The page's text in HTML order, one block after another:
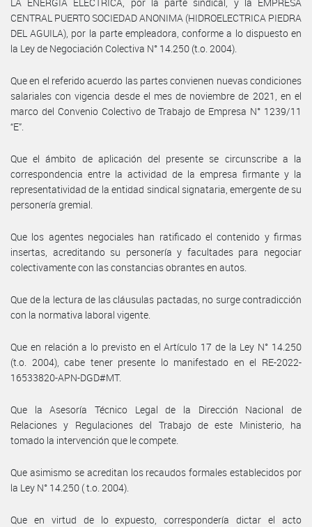
CENTRAL PUERTO SOCIEDAD ANONIMA (HIDROELECTRICA PIEDRA
DEL AGUILA), por la parte empleadora, conforme a lo dispuesto en
la Ley de Negociación Colectiva N° 14.250 (t.o. 2004).
Que en el referido acuerdo las partes convienen nuevas condiciones
salariales con vigencia desde el mes de noviembre de 2021, en el
marco del Convenio Colectivo de Trabajo de Empresa N° 1239/11
“E”.
Que el ámbito de aplicación del presente se circunscribe a la
correspondencia entre la actividad de la empresa firmante y la
representatividad de la entidad sindical signataria, emergente de su
personería gremial.
Que los agentes negociales han ratificado el contenido y firmas
insertas, acreditando su personería y facultades para negociar
colectivamente con las constancias obrantes en autos.
Que de la lectura de las cláusulas pactadas, no surge contradicción
con la normativa laboral vigente.
Que en relación a lo previsto en el Artículo 17 de la Ley N° 14.250
(t.o. 2004), cabe tener presente lo manifestado en el RE-2022-
16533820-APN-DGD#MT.
Que la Asesoría Técnico Legal de la Dirección Nacional de
Relaciones y Regulaciones del Trabajo de este Ministerio, ha
tomado la intervención que le compete.
Que asimismo se acreditan los recaudos formales establecidos por
la Ley N° 14.250 ( t.o. 2004).
Que en virtud de lo expuesto, correspondería dictar el acto